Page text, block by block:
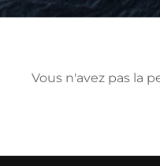
Vous n'avez pas la